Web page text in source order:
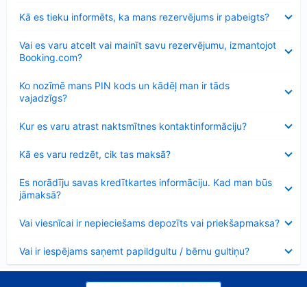
Kā es tieku informēts, ka mans rezervējums ir pabeigts?
Vai es varu atcelt vai mainīt savu rezervējumu, izmantojot
Booking.com?
Ko nozīmē mans PIN kods un kādēļ man ir tāds
vajadzīgs?
Kur es varu atrast naktsmītnes kontaktinformāciju?
Kā es varu redzēt, cik tas maksā?
Es norādīju savas kredītkartes informāciju. Kad man būs
jāmaksā?
Vai viesnīcai ir nepieciešams depozīts vai priekšapmaksa?
Vai ir iespējams saņemt papildgultu / bērnu gultiņu?